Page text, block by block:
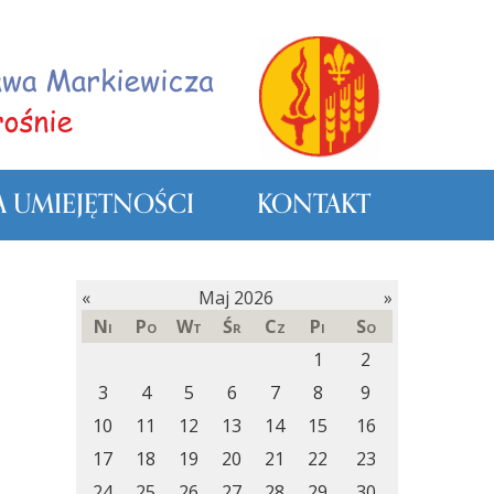
KONTAKT
« Maj 2026
»
Ni
Po Wt Śr Cz Pi
So
1
2
3
4 5 6 7 8
9
10
11 12 13 14 15
16
17
18 19 20 21 22
23